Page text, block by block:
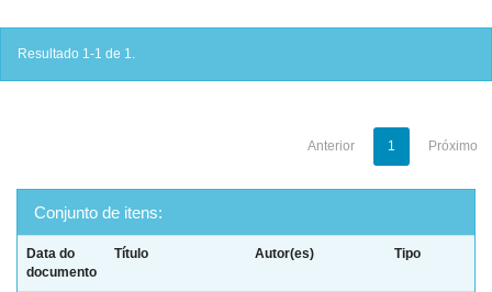
Resultado 1-1 de 1.
Anterior 1 Próximo
Conjunto de itens:
Data do
documento
Título Autor(es) Tipo